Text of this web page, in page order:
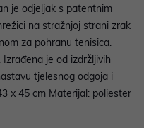
je odjeljak s patentnim
na stražnjoj strani zrak
za pohranu tenisica.
je od izdržljivih
tjelesnog odgoja i
x 45 cm Materijal: poliester